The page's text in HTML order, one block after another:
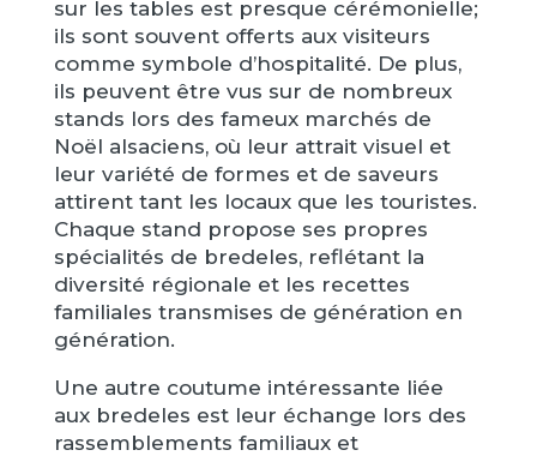
sur les tables est presque cérémonielle;
ils sont souvent offerts aux visiteurs
comme symbole d’hospitalité. De plus,
ils peuvent être vus sur de nombreux
stands lors des fameux marchés de
Noël alsaciens, où leur attrait visuel et
leur variété de formes et de saveurs
attirent tant les locaux que les touristes.
Chaque stand propose ses propres
spécialités de bredeles, reflétant la
diversité régionale et les recettes
familiales transmises de génération en
génération.
Une autre coutume intéressante liée
aux bredeles est leur échange lors des
rassemblements familiaux et